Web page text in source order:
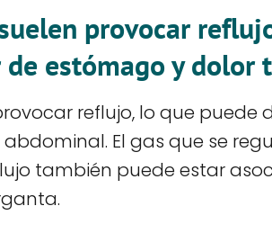
provocar
estómago y dolor
reflujo, lo que
El gas que se
también puede estar